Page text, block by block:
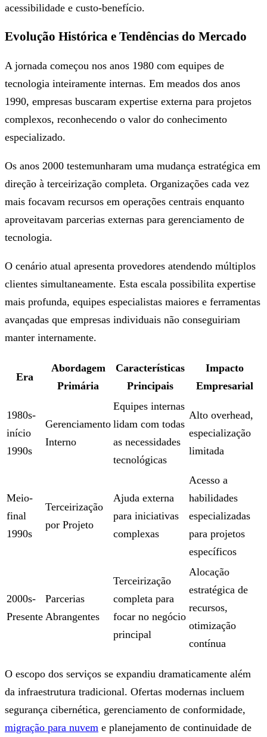
acessibilidade e custo-benefício.
Evolução Histórica e Tendências do Mercado
A jornada começou nos anos 1980 com equipes de
tecnologia inteiramente internas. Em meados dos anos
1990, empresas buscaram expertise externa para projetos
complexos, reconhecendo o valor do conhecimento
especializado.
Os anos 2000 testemunharam uma mudança estratégica em
direção à terceirização completa. Organizações cada vez
mais focavam recursos em operações centrais enquanto
aproveitavam parcerias externas para gerenciamento de
tecnologia.
O cenário atual apresenta provedores atendendo múltiplos
clientes simultaneamente. Esta escala possibilita expertise
mais profunda, equipes especialistas maiores e ferramentas
avançadas que empresas individuais não conseguiriam
manter internamente.
Era
Abordagem
Primária
Características
Principais
Impacto
Empresarial
1980s-
início
1990s
Gerenciamento
Interno
Equipes internas
lidam com todas
as necessidades
tecnológicas
Alto overhead,
especialização
limitada
Meio-
final
1990s
Terceirização
por Projeto
Ajuda externa
para iniciativas
complexas
Acesso a
habilidades
especializadas
para projetos
específicos
2000s-
Presente
Parcerias
Abrangentes
Terceirização
completa para
focar no negócio
principal
Alocação
estratégica de
recursos,
otimização
contínua
O escopo dos serviços se expandiu dramaticamente além
da infraestrutura tradicional. Ofertas modernas incluem
segurança cibernética, gerenciamento de conformidade,
migração para nuvem e planejamento de continuidade de